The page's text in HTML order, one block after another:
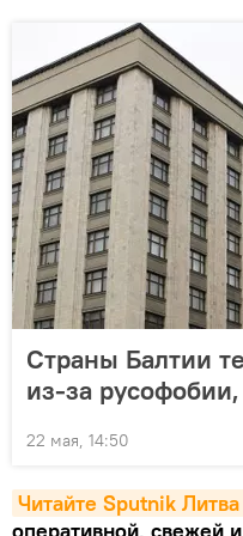
Страны Балтии
из-за русофобии,
22 мая, 14:50
Читайте Sputnik
оперативной, свежей